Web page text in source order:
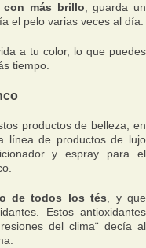
más brillo, guarda un
el pelo varias veces al día.
a tu color, lo que puedes
tiempo.
productos de belleza, en
línea de productos de lujo
y espray para el
de todos los tés, y que
Estos antioxidantes
del clima¨ decía al